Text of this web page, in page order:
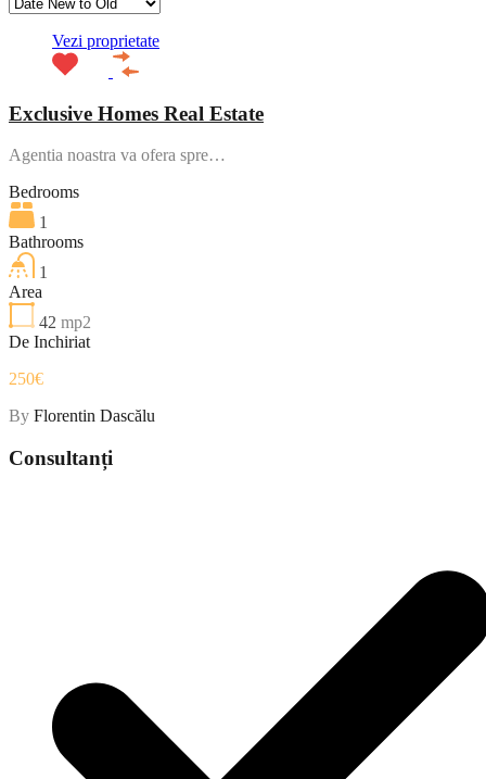
Vezi proprietate
Exclusive Homes Real Estate
Agentia noastra va ofera spre…
Bedrooms
1
Bathrooms
1
Area
42 mp2
De Inchiriat
250€
By Florentin Dascălu
Consultanți